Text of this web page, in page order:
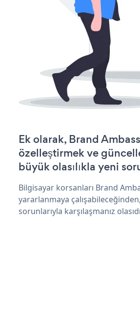
Ek olarak, Brand
özelleştirmek ve
büyük olasılıkla yeni
Bilgisayar korsanları Brand
yararlanmaya
sorunlarıyla karşılaşmanız